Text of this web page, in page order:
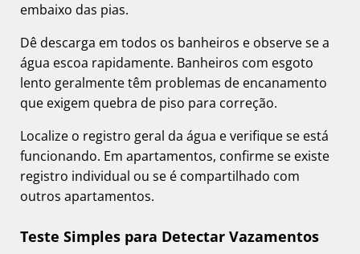
embaixo das pias.
Dê descarga em todos os banheiros e observe se a
água escoa rapidamente. Banheiros com esgoto
lento geralmente têm problemas de encanamento
que exigem quebra de piso para correção.
Localize o registro geral da água e verifique se está
funcionando. Em apartamentos, confirme se existe
registro individual ou se é compartilhado com
outros apartamentos.
Teste Simples para Detectar Vazamentos